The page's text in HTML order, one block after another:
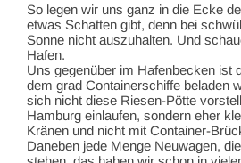
So legen wir uns ganz in die Ecke
etwas Schatten gibt, denn bei
Sonne nicht auszuhalten. Und
Hafen.
Uns gegenüber im Hafenbecken ist
dem grad Containerschiffe beladen
sich nicht diese Riesen-Pötte
Hamburg einlaufen, sondern eher
Kränen und nicht mit Container-
Daneben jede Menge Neuwagen,